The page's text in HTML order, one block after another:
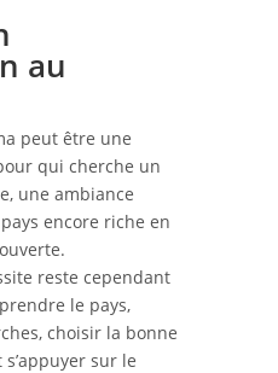
au
peut être une
qui cherche un
une ambiance
encore riche en
reste cependant
le pays,
choisir la bonne
sur le